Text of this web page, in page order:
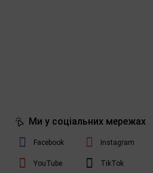
матеріалах, стилі, ергономіці.
і деталей, що дозволяють
Ми у соціальних мережах
Facebook Instagram
YouTube TikTok